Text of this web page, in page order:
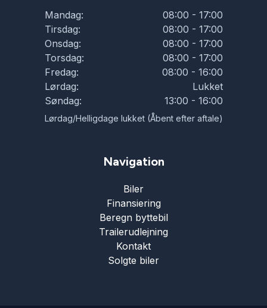
Mandag:
08:00 - 17:00
Tirsdag:
08:00 - 17:00
Onsdag:
08:00 - 17:00
Torsdag:
08:00 - 17:00
Fredag:
08:00 - 16:00
Lørdag:
Lukket
Søndag:
13:00 - 16:00
Lørdag/Helligdage lukket (Åbent efter aftale)
Navigation
Biler
Finansiering
Beregn byttebil
Trailerudlejning
Kontakt
Solgte biler